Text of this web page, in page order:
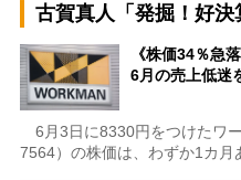
古賀真人「発掘！好決
《株価34％急
6月の売上低迷
6月3日に8330円をつけたワ
7564）の株価は、わずか1カ